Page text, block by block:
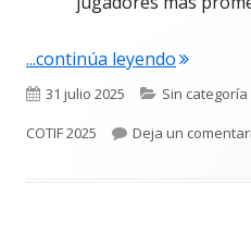
...continúa leyendo
Publicado
el
31 julio 2025 Categorías
Sin categoría
COTIF 2025
Deja un